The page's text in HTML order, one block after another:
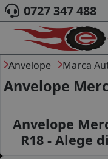
ACASA
0727 347 488
Anvelope Marca
Anvelope
Anvelope
R18 - Alege